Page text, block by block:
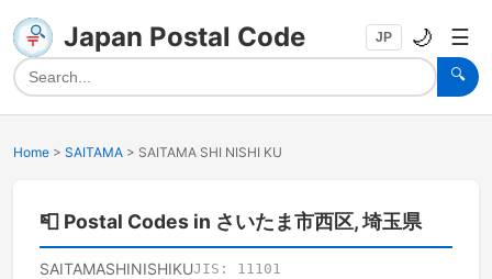
Japan Postal Code
🔍
JP 🌙 ☰
Home > SAITAMA > SAITAMA SHI NISHI KU
📮 Postal Codes in さいたま市西区, 埼玉県
SAITAMASHINISHIKUJIS: 11101